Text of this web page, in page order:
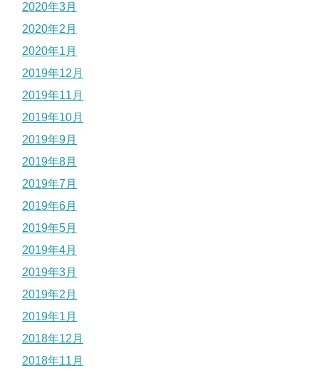
2020年3月
2020年2月
2020年1月
2019年12月
2019年11月
2019年10月
2019年9月
2019年8月
2019年7月
2019年6月
2019年5月
2019年4月
2019年3月
2019年2月
2019年1月
2018年12月
2018年11月